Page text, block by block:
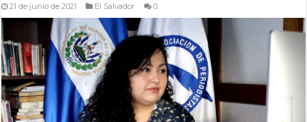
21 de junio de 2021 El Salvador 0